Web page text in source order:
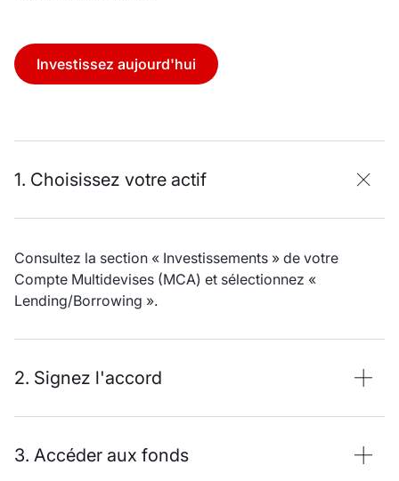
Investissez aujourd'hui
1. Choisissez votre actif
Consultez la section « Investissements » de votre
Compte Multidevises (MCA) et sélectionnez «
Lending/Borrowing ».
2. Signez l'accord
3. Accéder aux fonds